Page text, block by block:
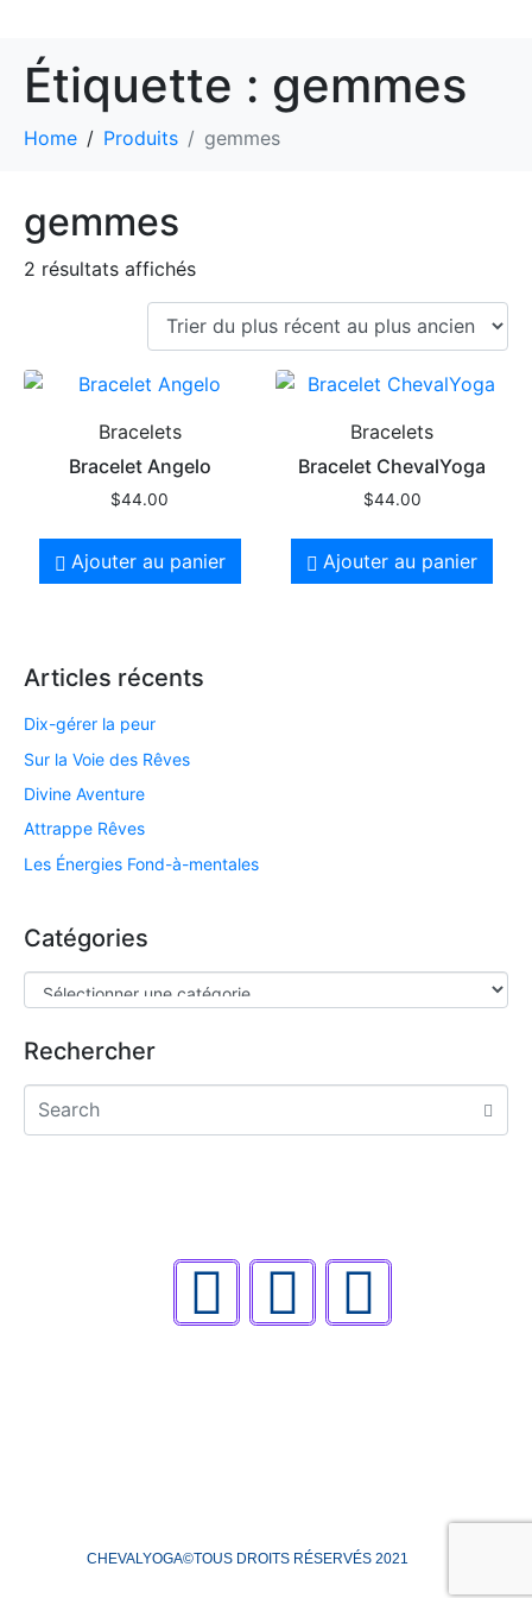
Étiquette : gemmes
Home Produits gemmes
gemmes
2 résultats affichés
Bracelets
Bracelet Angelo
$44.00
Ajouter au panier
Bracelets
Bracelet ChevalYoga
$44.00
Ajouter au panier
Articles récents
Dix-gérer la peur
Sur la Voie des Rêves
Divine Aventure
Attrappe Rêves
Les Énergies Fond-à-mentales
Catégories
Rechercher
CHEVALYOGA©TOUS DROITS RÉSERVÉS 2021